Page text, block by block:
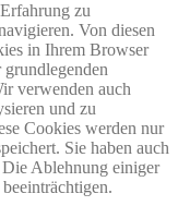
zu
Von diesen
in Ihrem Browser
verwenden auch
und zu
Cookies werden nur
Sie haben auch
Ablehnung einiger